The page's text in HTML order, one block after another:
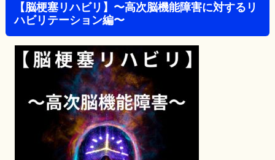
【脳梗塞リハビリ】〜高次脳機能障害に対するリ
ハビリテーション編〜